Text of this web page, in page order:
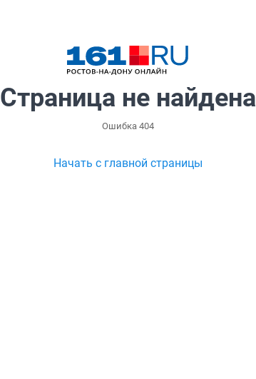
Страница не найдена
Ошибка 404
Начать с главной страницы